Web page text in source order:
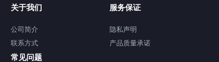
关于我们
公司简介
联系方式
服务保证
隐私声明
产品质量承诺
常见问题